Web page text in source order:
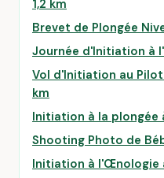
1,2 km
Brevet de Plongée
Journée d'Initiation à
Vol d'Initiation au
km
Initiation à la plongée
Shooting Photo de
Initiation à l'Œnologie à